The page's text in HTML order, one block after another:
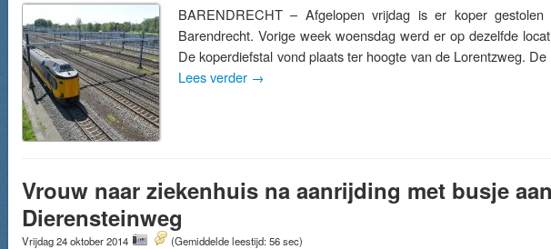
BARENDRECHT – Afgelopen vrijdag is er koper
Barendrecht. Vorige week woensdag werd er op dezelfde
De koperdiefstal vond plaats ter hoogte van de Lorentzweg.
Lees verder →
Vrouw naar ziekenhuis na aanrijding met busje
Dierensteinweg
Vrijdag 24 oktober 2014 (Gemiddelde leestijd: 56 sec)